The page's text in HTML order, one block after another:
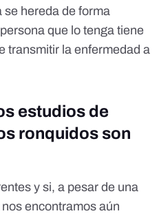
se hereda de forma
que lo tenga tiene
transmitir la enfermedad a
estudios de
ronquidos son
y si, a pesar de una
encontramos aún